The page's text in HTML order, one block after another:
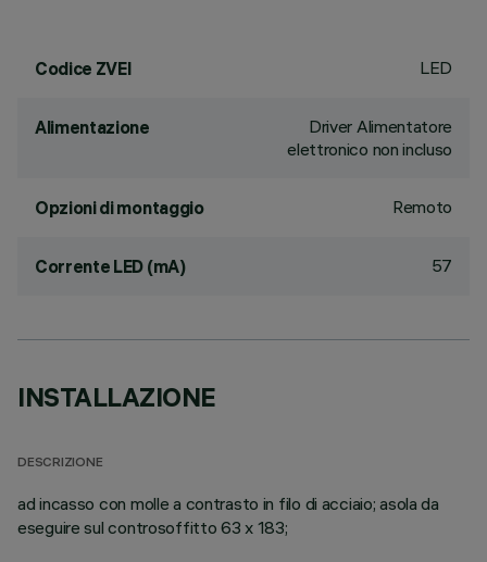
Codice ZVEI LED
Alimentazione
Driver Alimentatore
elettronico non incluso
Opzioni di montaggio Remoto
Corrente LED (mA) 57
INSTALLAZIONE
DESCRIZIONE
ad incasso con molle a contrasto in filo di acciaio; asola da
eseguire sul controsoffitto 63 x 183;